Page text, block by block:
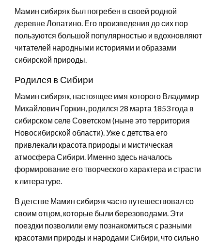
Мамин сибиряк был погребен в своей родной
деревне Лопатино. Его произведения до сих пор
пользуются большой популярностью и вдохновляют
читателей народными историями и образами
сибирской природы.
Родился в Сибири
Мамин сибиряк, настоящее имя которого Владимир
Михайлович Горкин, родился 28 марта 1853 года в
сибирском селе Советском (ныне это территория
Новосибирской области). Уже с детства его
привлекали красота природы и мистическая
атмосфера Сибири. Именно здесь началось
формирование его творческого характера и страсти
к литературе.
В детстве Мамин сибиряк часто путешествовал со
своим отцом, которые были березоводами. Эти
поездки позволили ему познакомиться с разными
красотами природы и народами Сибири, что сильно